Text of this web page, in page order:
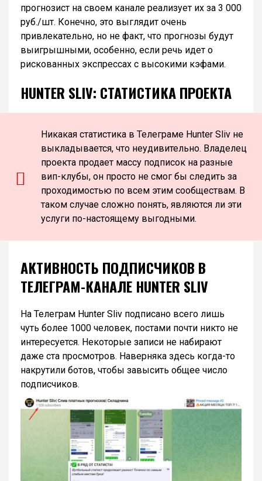
прогнозист на своем канале реализует их за 3 000
руб./шт. Конечно, это выглядит очень
привлекательно, но не факт, что прогнозы будут
выигрышными, особенно, если речь идет о
рискованных экспрессах с высокими кэфами.
HUNTER SLIV: СТАТИСТИКА ПРОЕКТА
Никакая статистика в Телеграме Hunter Sliv не
выкладывается, что неудивительно. Владелец
проекта продает массу подписок на разные
вип-клубы, он просто не смог бы следить за
проходимостью по всем этим сообществам. В
таком случае сложно понять, являются ли эти
услуги по-настоящему выгодными.
АКТИВНОСТЬ ПОДПИСЧИКОВ В
ТЕЛЕГРАМ-КАНАЛЕ HUNTER SLIV
На Телеграм Hunter Sliv подписано всего лишь
чуть более 1000 человек, постами почти никто не
интересуется. Некоторые записи не набирают
даже ста просмотров. Наверняка здесь когда-то
накрутили ботов, чтобы завысить общее число
подписчиков.